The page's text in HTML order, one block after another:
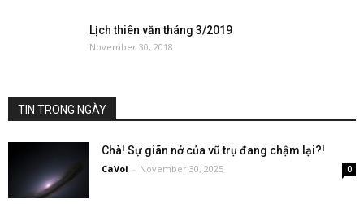
Lịch thiên văn tháng 3/2019
November 30, 2018
TIN TRONG NGÀY
Chà! Sự giãn nở của vũ trụ đang chậm lại?!
CaVoi - November 30, 2025 0